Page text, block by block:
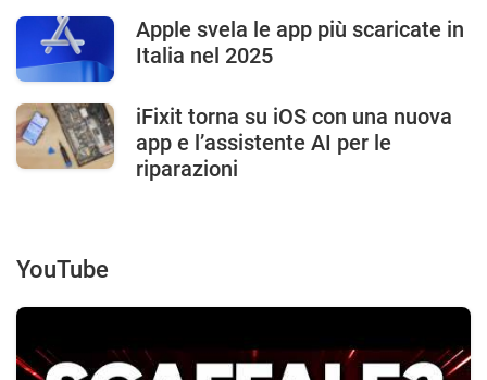
Apple svela le app più scaricate in
Italia nel 2025
iFixit torna su iOS con una nuova
app e l’assistente AI per le
riparazioni
YouTube